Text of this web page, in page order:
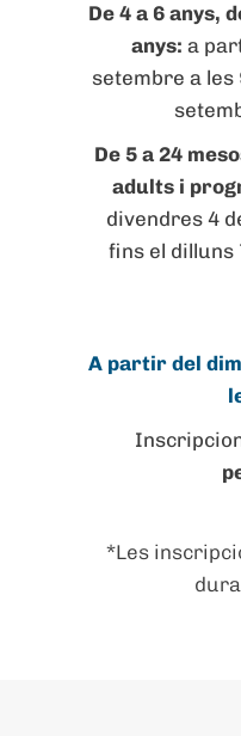
De 4 a 6 anys,
anys: a
setembre a les
De 5 a 24
adults i
divendres 4
fins el dilluns
A partir del
*Les